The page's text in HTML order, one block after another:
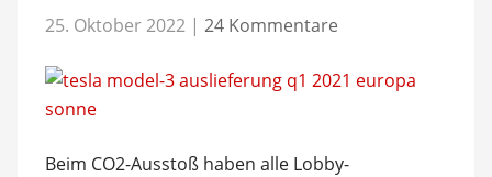
25. Oktober 2022 | 24 Kommentare
Beim CO2-Ausstoß haben alle Lobby-